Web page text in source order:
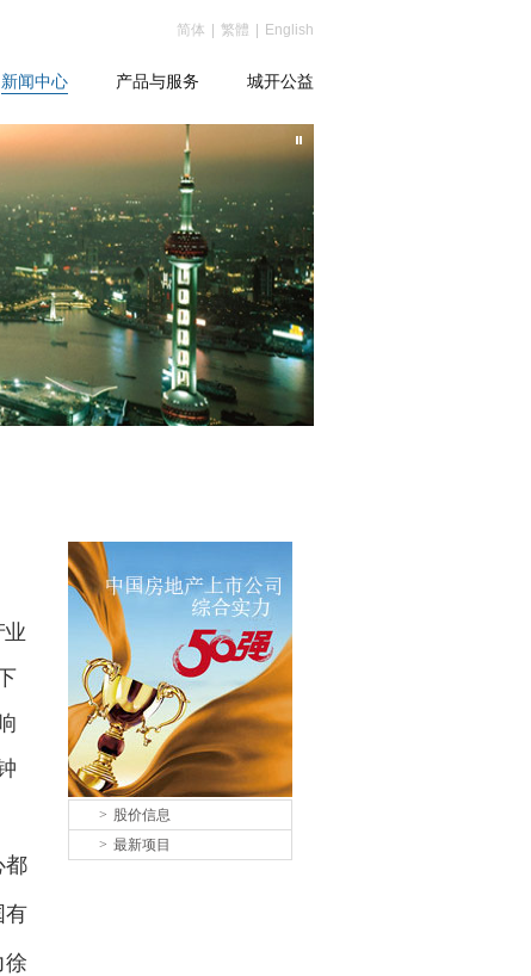
简体 繁體 English
新闻中心 产品与服务 城开公益
都
有
徐
> 股价信息
> 最新项目